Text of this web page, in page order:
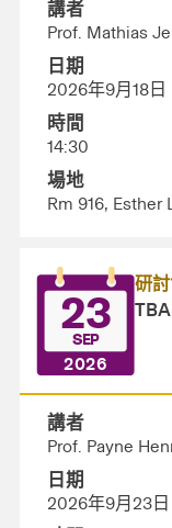
講者
Prof. Mathias
日期
2026年9月18日
時間
14:30
場地
Rm 916, Esther
23
SEP
2026
研
TBA
講者
Prof. Payne
日期
2026年9月23日